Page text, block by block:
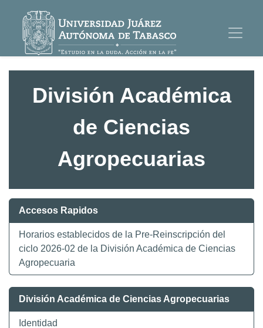
División Académica
de Ciencias
Agropecuarias
Accesos Rapidos
Horarios establecidos de la Pre-Reinscripción del
ciclo 2026-02 de la División Académica de Ciencias
Agropecuaria
División Académica de Ciencias Agropecuarias
Identidad